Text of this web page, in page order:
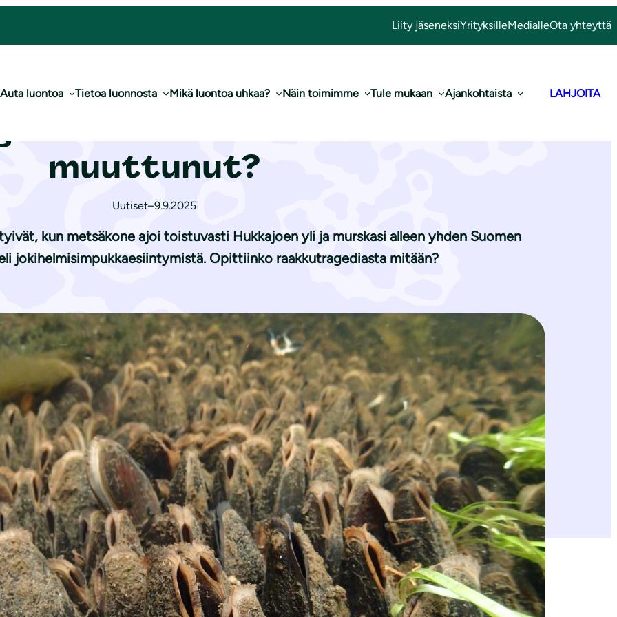
Liity jäseneksiYrityksilleMedialleOta yhteyttä
Auta luontoa Tietoa luonnosta Mikä luontoa uhkaa? Näin toimimme Tule mukaan Ajankohtaista LAHJOITA
– onko mikään muuttunut?
muuttunut?
Uutiset–9.9.2025
kun metsäkone ajoi toistuvasti Hukkajoen yli ja murskasi alleen yhden Suomen
jokihelmisimpukkaesiintymistä. Opittiinko raakkutragediasta mitään?
satoja kertoja, vähintään 3000 erittäin uhanalaista raakkua kuoli välittömästi. Osa murskaantui,
koko populaation lisääntymiskykyyn – sekä myös raakun isäntäkalan, taimenen,